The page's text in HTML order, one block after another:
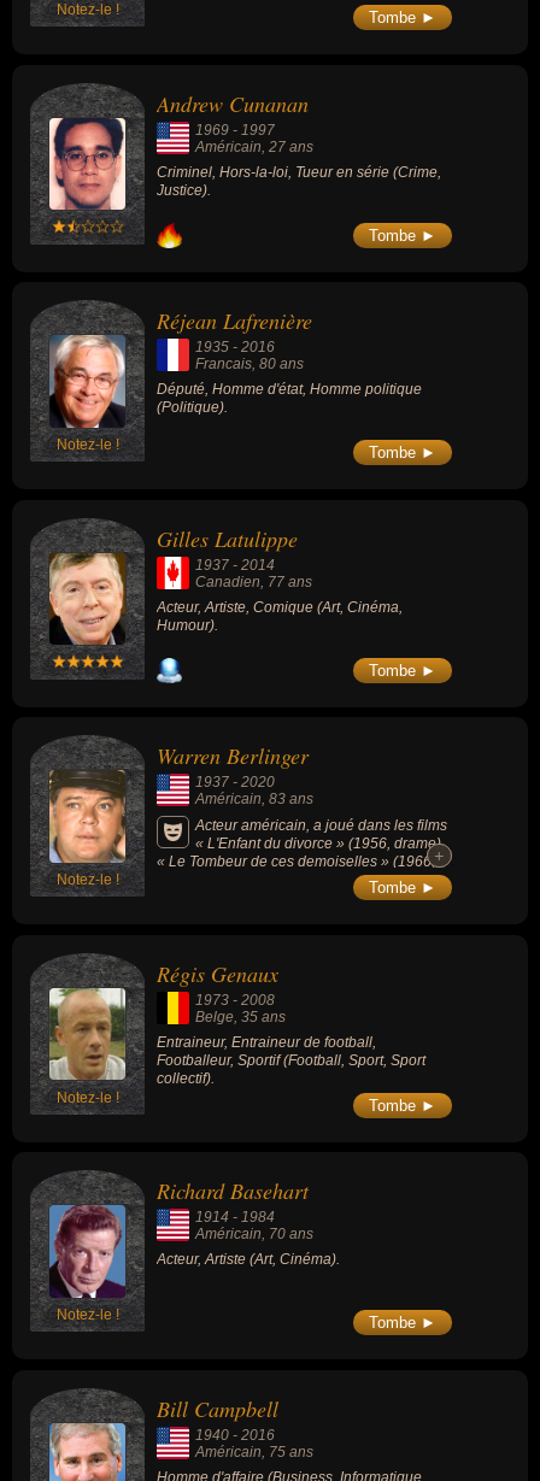
Notez-le ! Tombe ►
Andrew Cunanan
1969 - 1997
Américain , 27 ans
Criminel, Hors-la-loi, Tueur en série (Crime,
Justice).
Tombe ►
Notez-le !
Réjean Lafrenière
1935 - 2016
Francais, 80 ans
Député, Homme d'état, Homme politique
(Politique).
Tombe ►
Gilles Latulippe
1937 - 2014
Canadien, 77 ans
Acteur, Artiste, Comique (Art, Cinéma,
Humour).
Tombe ►
Notez-le !
Warren Berlinger
1937 - 2020
Américain, 83 ans
Acteur américain, a joué dans les films
« L'Enfant du divorce » (1956, drame),
« Le Tombeur de ces demoiselles » (1966,
avec Elvis Presley), « Le Privé » (1973,
policier), « Le Monde selon Garp » (1982,
« Happy Days » (1975-1981), « Arabesque »
(1985-1989) ou « Columbo » (1991).
+
+
Tombe ►
Notez-le !
Régis Genaux
1973 - 2008
Belge, 35 ans
Entraineur, Entraineur de football,
Footballeur, Sportif (Football, Sport, Sport
collectif).
Tombe ►
Notez-le !
Richard Basehart
1914 - 1984
Américain, 70 ans
Acteur, Artiste (Art, Cinéma).
Tombe ►
Bill Campbell
1940 - 2016
Américain, 75 ans
Homme d'affaire (Business, Informatique,